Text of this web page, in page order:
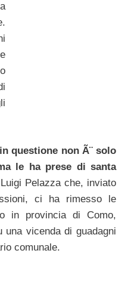
questione non Ã¨ solo
le ha prese di santa
Pelazza che, inviato
ci ha rimesso le
in provincia di Como,
una vicenda di guadagni
comunale.